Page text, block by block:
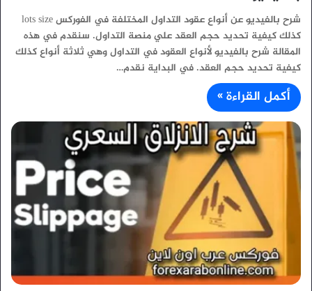
شرح بالفيديو عن أنواع عقود التداول المختلفة في الفوركس lots size
كذلك كيفية تحديد حجم العقد علي منصة التداول. سنقدم في هذه
المقالة شرح بالفيديو لأنواع العقود في التداول وهي ثلاثة أنواع كذلك
كيفية تحديد حجم العقد. في البداية نقدم…
أكمل القراءة »